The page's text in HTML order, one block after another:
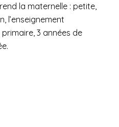
la maternelle : petite,
l’enseignement
3 années de